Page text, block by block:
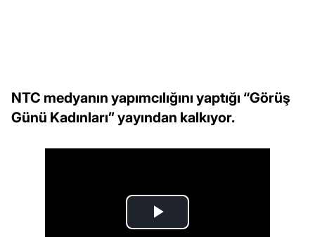
NTC medyanın yapımcılığını yaptığı “Görüş
Günü Kadınları” yayından kalkıyor.